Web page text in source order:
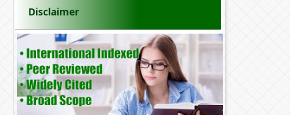
Disclaimer